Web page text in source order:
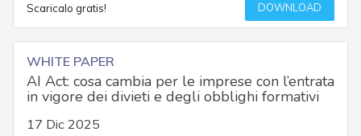
Scaricalo gratis! DOWNLOAD
WHITE PAPER
AI Act: cosa cambia per le imprese con l’entrata
in vigore dei divieti e degli obblighi formativi
17 Dic 2025